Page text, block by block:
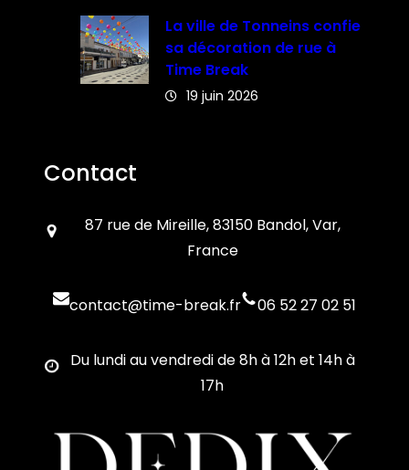
La ville de Tonneins confie
sa décoration de rue à
Time Break
19 juin 2026
Contact
87 rue de Mireille, 83150 Bandol, Var,
France
contact@time-break.fr 06 52 27 02 51
Du lundi au vendredi de 8h à 12h et 14h à
17h